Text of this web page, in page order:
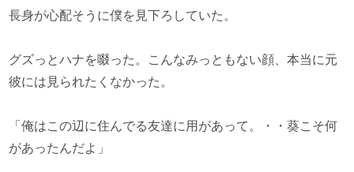
長身が心配そうに僕を見下ろしていた。
グズっとハナを啜った。こんなみっともない顔、本当に元
彼には見られたくなかった。
「俺はこの辺に住んでる友達に用があって。・・葵こそ何
があったんだよ」